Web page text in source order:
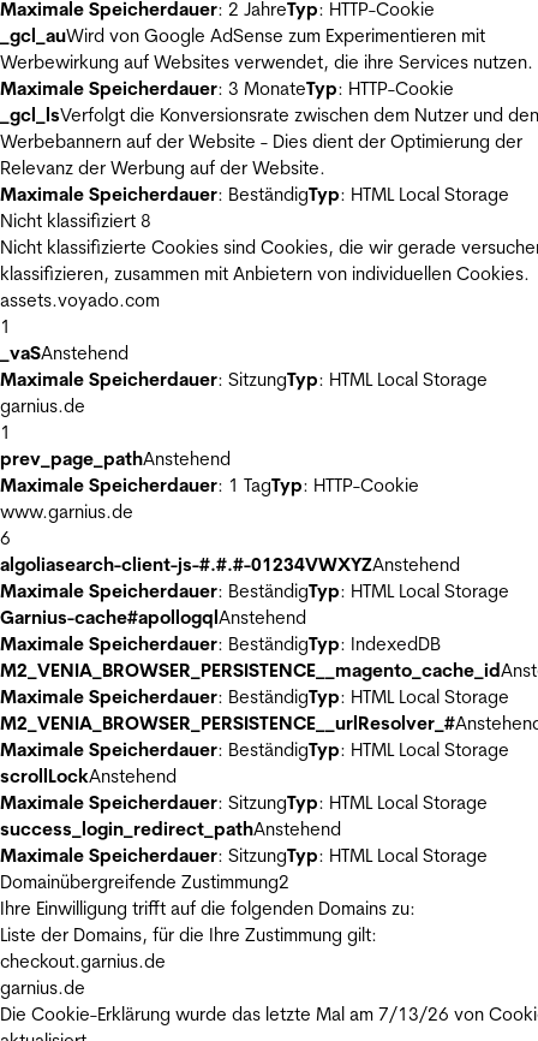
Maximale Speicherdauer: 2 JahreTyp: HTTP-Cookie
_gcl_auWird von Google AdSense zum Experimentieren mit
Werbewirkung auf Websites verwendet, die ihre Services nutzen.
Maximale Speicherdauer: 3 MonateTyp: HTTP-Cookie
_gcl_lsVerfolgt die Konversionsrate zwischen dem Nutzer und den
Werbebannern auf der Website - Dies dient der Optimierung der
Relevanz der Werbung auf der Website.
Maximale Speicherdauer: BeständigTyp: HTML Local Storage
Nicht klassifiziert 8
Nicht klassifizierte Cookies sind Cookies, die wir gerade
klassifizieren, zusammen mit Anbietern von individuellen Cookies.
assets.voyado.com
1
_vaSAnstehend
Maximale Speicherdauer: SitzungTyp: HTML Local Storage
garnius.de
1
prev_page_pathAnstehend
Maximale Speicherdauer: 1 TagTyp: HTTP-Cookie
www.garnius.de
6
algoliasearch-client-js-#.#.#-01234VWXYZAnstehend
Maximale Speicherdauer: BeständigTyp: HTML Local Storage
Garnius-cache#apollogqlAnstehend
Maximale Speicherdauer: BeständigTyp: IndexedDB
M2_VENIA_BROWSER_PERSISTENCE__magento_cache_id
Maximale Speicherdauer: BeständigTyp: HTML Local Storage
M2_VENIA_BROWSER_PERSISTENCE__urlResolver_#
Maximale Speicherdauer: BeständigTyp: HTML Local Storage
scrollLockAnstehend
Maximale Speicherdauer: SitzungTyp: HTML Local Storage
success_login_redirect_pathAnstehend
Maximale Speicherdauer: SitzungTyp: HTML Local Storage
Domainübergreifende Zustimmung2
Ihre Einwilligung trifft auf die folgenden Domains zu:
Liste der Domains, für die Ihre Zustimmung gilt:
checkout.garnius.de
garnius.de
Die Cookie-Erklärung wurde das letzte Mal am 7/13/26 von